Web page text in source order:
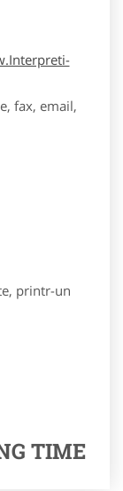
fax, email,
printr-un
TIME